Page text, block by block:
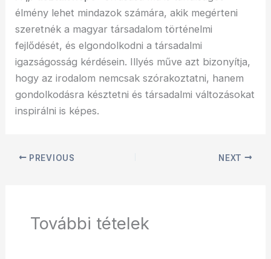
élmény lehet mindazok számára, akik megérteni
szeretnék a magyar társadalom történelmi
fejlődését, és elgondolkodni a társadalmi
igazságosság kérdésein. Illyés műve azt bizonyítja,
hogy az irodalom nemcsak szórakoztatni, hanem
gondolkodásra késztetni és társadalmi változásokat
inspirálni is képes.
PREVIOUS NEXT
További tételek